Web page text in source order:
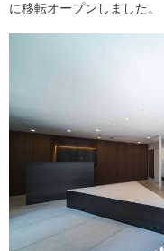
に移転オープンしました。